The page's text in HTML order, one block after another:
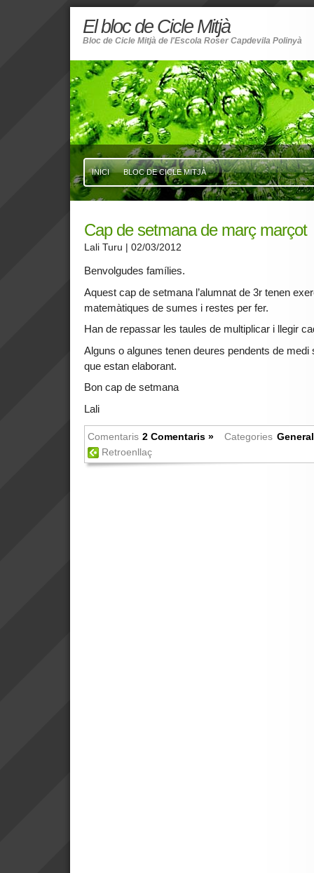
El bloc de Cicle Mitjà
Bloc de Cicle Mitjà de l'Escola Roser Capdevila Polinyà
INICI BLOC DE CICLE MITJÀ
Cap de setmana de març marçot
Lali Turu | 02/03/2012
Benvolgudes famílies.
Aquest cap de setmana l’alumnat de 3r tenen
matemàtiques de sumes i restes per fer.
Han de repassar les taules de multiplicar i llegir
Alguns o algunes tenen deures pendents de medi
que estan elaborant.
Bon cap de setmana
Lali
Comentaris 2 Comentaris » Categories General
Retroenllaç